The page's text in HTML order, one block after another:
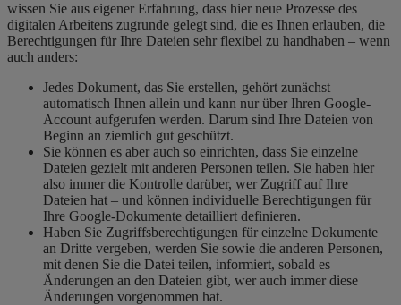
wissen Sie aus eigener Erfahrung, dass hier neue Prozesse des
digitalen Arbeitens zugrunde gelegt sind, die es Ihnen erlauben, die
Berechtigungen für Ihre Dateien sehr flexibel zu handhaben – wenn
auch anders:
Jedes Dokument, das Sie erstellen, gehört zunächst
automatisch Ihnen allein und kann nur über Ihren Google-
Account aufgerufen werden. Darum sind Ihre Dateien von
Beginn an ziemlich gut geschützt.
Sie können es aber auch so einrichten, dass Sie einzelne
Dateien gezielt mit anderen Personen teilen. Sie haben hier
also immer die Kontrolle darüber, wer Zugriff auf Ihre
Dateien hat – und können individuelle Berechtigungen für
Ihre Google-Dokumente detailliert definieren.
Haben Sie Zugriffsberechtigungen für einzelne Dokumente
an Dritte vergeben, werden Sie sowie die anderen Personen,
mit denen Sie die Datei teilen, informiert, sobald es
Änderungen an den Dateien gibt, wer auch immer diese
Änderungen vorgenommen hat.